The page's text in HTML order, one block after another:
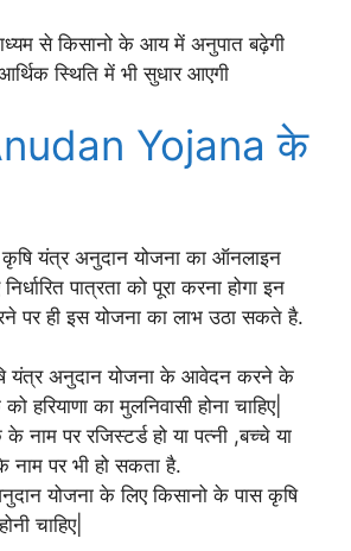
से किसानो के आय में अनुपात बढ़ेगी
स्थिति में भी सुधार आएगी
Yojana के
कृषि यंत्र अनुदान योजना का ऑनलाइन
पात्रता को पूरा करना होगा इन
पर ही इस योजना का लाभ उठा सकते है.
यंत्र अनुदान योजना के आवेदन करने के
हरियाणा का मुलनिवासी होना चाहिए|
नाम पर रजिस्टर्ड हो या पत्नी ,बच्चे या
नाम पर भी हो सकता है.
योजना के लिए किसानो के पास कृषि
चाहिए|